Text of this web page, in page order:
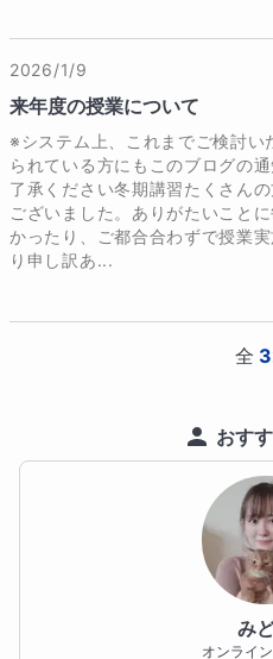
【学歴】
2014年　茨城県立竹園高校
2018年　慶應義塾大学理工
【職歴】
2014年～現在 2ndSchool(
年連続、小中高生数理個別
む)
2021年～現在 オンライン
チャンネル「3rdSchool」
0人)
2008年 日本商工会議所 珠算能
2026/1/9
来年度の授業について
※システム上、これまでご検討い
られている方にもこのブログの
了承ください冬期講習たくさん
ございました。ありがたいこと
かったり、ご都合合わずで授業
り申し訳あ...
全